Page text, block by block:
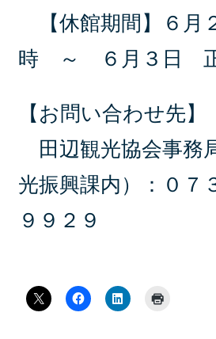
【休館期間】６月
時 ～ ６月３日 正
【お問い合わせ先】
田辺観光協会事務
光振興課内）：０７
９９２９